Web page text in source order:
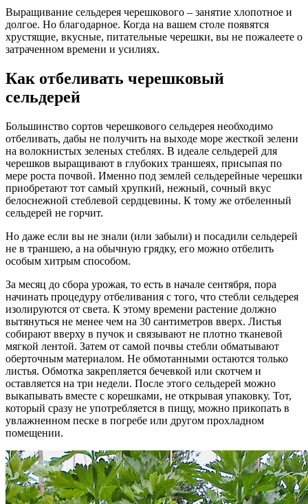
Выращивание сельдерея черешкового – занятие хлопотное и
долгое. Но благодарное. Когда на вашем столе появятся
хрустящие, вкусные, питательные черешки, вы не пожалеете о
затраченном времени и усилиях.
Как отбеливать черешковый
сельдерей
Большинство сортов черешкового сельдерея необходимо
отбеливать, дабы не получить на выходе море жесткой зелени
на волокнистых зеленых стеблях. В идеале сельдерей для
черешков выращивают в глубоких траншеях, присыпая по
мере роста почвой. Именно под землей сельдерейные черешки
приобретают тот самый хрупкий, нежный, сочный вкус
белоснежной стеблевой сердцевины. К тому же отбеленный
сельдерей не горчит.
Но даже если вы не знали (или забыли) и посадили сельдерей
не в траншею, а на обычную грядку, его можно отбелить
особым хитрым способом.
За месяц до сбора урожая, то есть в начале сентября, пора
начинать процедуру отбеливания с того, что стебли сельдерея
изолируются от света. К этому времени растение должно
вытянуться не менее чем на 30 сантиметров вверх. Листья
собирают вверху в пучок и связывают не плотно тканевой
мягкой лентой. Затем от самой почвы стебли обматывают
оберточным материалом. Не обмотанными остаются только
листья. Обмотка закрепляется бечевкой или скотчем и
оставляется на три недели. После этого сельдерей можно
выкапывать вместе с корешками, не открывая упаковку. Тот,
который сразу не употребляется в пищу, можно прикопать в
увлажненном песке в погребе или другом прохладном
помещении.